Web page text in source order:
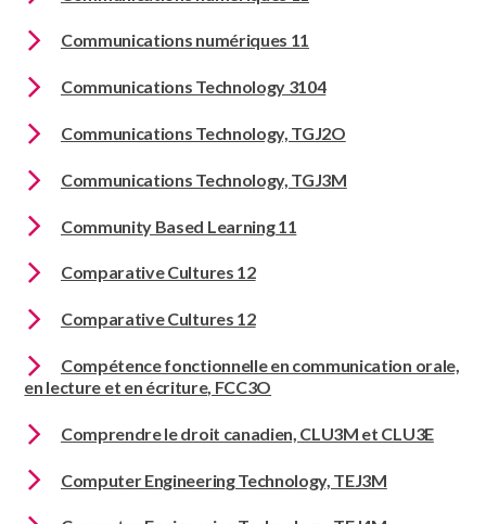
Communications numériques 11
Communications Technology 3104
Communications Technology, TGJ2O
Communications Technology, TGJ3M
Community Based Learning 11
Comparative Cultures 12
Comparative Cultures 12
Compétence fonctionnelle en communication orale,
en lecture et en écriture, FCC3O
Comprendre le droit canadien, CLU3M et CLU3E
Computer Engineering Technology, TEJ3M